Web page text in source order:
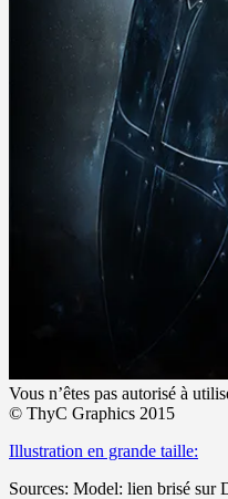
Vous n’êtes pas autorisé à
© ThyC Graphics 2015
Illustration en grande taille:
Sources: Model: lien brisé sur